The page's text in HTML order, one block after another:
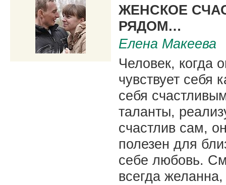
ЖЕНСКОЕ
РЯДОМ…
Елена Макеева
Человек, когда
чувствует себя
себя
таланты,
счастлив сам,
полезен для
себе любовь.
всегда